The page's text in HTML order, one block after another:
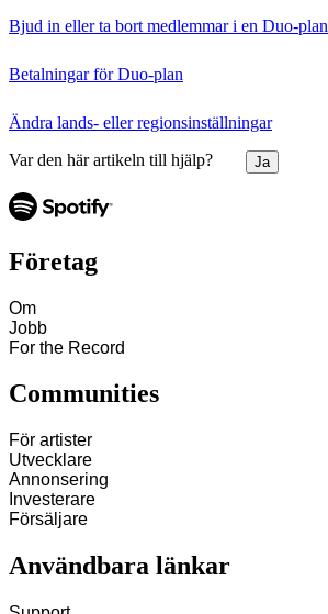
Bjud in eller ta bort medlemmar i en Duo-plan
Betalningar för Duo-plan
Ändra lands‑ eller regionsinställningar
Var den här artikeln till hjälp? Ja
Företag
Om
Jobb
For the Record
Communities
För artister
Utvecklare
Annonsering
Investerare
Försäljare
Användbara länkar